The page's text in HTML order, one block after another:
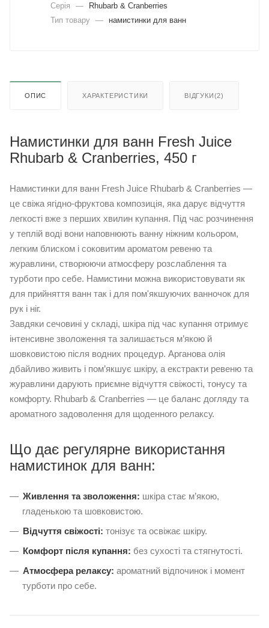
Серія
—
Rhubarb & Cranberries
Тип товару — намистинки для ванн
ОПИС ХАРАКТЕРИСТИКИ ВІДГУКИ(2)
Намистинки для ванн Fresh Juice
Rhubarb & Cranberries, 450 г
Намистинки для ванн Fresh Juice Rhubarb & Cranberries —
це свіжа ягідно-фруктова композиція, яка дарує відчуття
легкості вже з перших хвилин купання. Під час розчинення
у теплій воді вони наповнюють ванну ніжним кольором,
легким блиском і соковитим ароматом ревеню та
журавлини, створюючи атмосферу розслаблення та
турботи про себе. Намистини можна використовувати як
для прийняття ванн так і для пом'якшуючих ванночок для
рук і ніг.
Завдяки сечовині у складі, шкіра під час купання отримує
інтенсивне зволоження та залишається м’якою й
шовковистою після водних процедур. Арганова олія
дбайливо живить і пом’якшує шкіру, а екстракти ревеню та
журавлини дарують приємне відчуття свіжості, тонусу та
комфорту. Rhubarb & Cranberries — це баланс догляду та
ароматного задоволення для щоденного релаксу.
Що дає регулярне використання
намистинок для ванн:
Живлення та зволоження: шкіра стає м’якою,
гладенькою та шовковистою.
Відчуття свіжості: тонізує та освіжає шкіру.
Комфорт після купання: без сухості та стягнутості.
Атмосфера релаксу: ароматний відпочинок і момент
турботи про себе.